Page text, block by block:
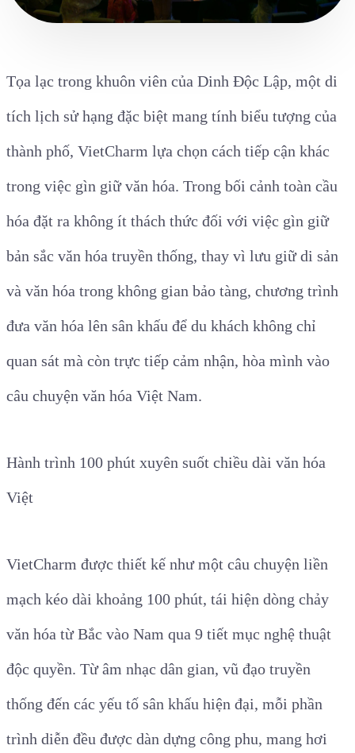
Tọa lạc trong khuôn viên của Dinh Độc Lập, một di
tích lịch sử hạng đặc biệt mang tính biểu tượng của
thành phố, VietCharm lựa chọn cách tiếp cận khác
trong việc gìn giữ văn hóa. Trong bối cảnh toàn cầu
hóa đặt ra không ít thách thức đối với việc gìn giữ
bản sắc văn hóa truyền thống, thay vì lưu giữ di sản
và văn hóa trong không gian bảo tàng, chương trình
đưa văn hóa lên sân khấu để du khách không chỉ
quan sát mà còn trực tiếp cảm nhận, hòa mình vào
câu chuyện văn hóa Việt Nam.
Hành trình 100 phút xuyên suốt chiều dài văn hóa
Việt
VietCharm được thiết kế như một câu chuyện liền
mạch kéo dài khoảng 100 phút, tái hiện dòng chảy
văn hóa từ Bắc vào Nam qua 9 tiết mục nghệ thuật
độc quyền. Từ âm nhạc dân gian, vũ đạo truyền
thống đến các yếu tố sân khấu hiện đại, mỗi phần
trình diễn đều được dàn dựng công phu, mang hơi